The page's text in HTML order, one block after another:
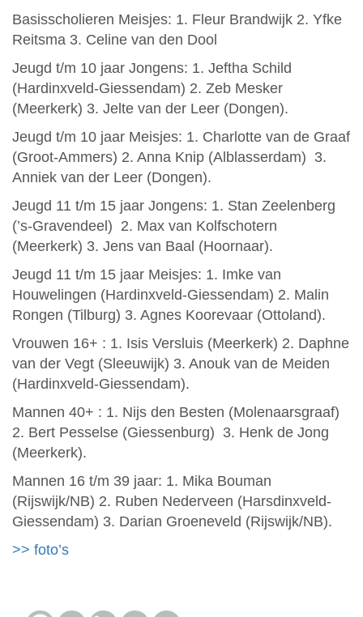
Basisscholieren Meisjes: 1. Fleur Brandwijk 2. Yfke
Reitsma 3. Celine van den Dool
Jeugd t/m 10 jaar Jongens: 1. Jeftha Schild
(Hardinxveld-Giessendam) 2. Zeb Mesker
(Meerkerk) 3. Jelte van der Leer (Dongen).
Jeugd t/m 10 jaar Meisjes: 1. Charlotte van de Graaf
(Groot-Ammers) 2. Anna Knip (Alblasserdam) 3.
Anniek van der Leer (Dongen).
Jeugd 11 t/m 15 jaar Jongens: 1. Stan Zeelenberg
(’s-Gravendeel) 2. Max van Kolfschotern
(Meerkerk) 3. Jens van Baal (Hoornaar).
Jeugd 11 t/m 15 jaar Meisjes: 1. Imke van
Houwelingen (Hardinxveld-Giessendam) 2. Malin
Rongen (Tilburg) 3. Agnes Koorevaar (Ottoland).
Vrouwen 16+ : 1. Isis Versluis (Meerkerk) 2. Daphne
van der Vegt (Sleeuwijk) 3. Anouk van de Meiden
(Hardinxveld-Giessendam).
Mannen 40+ : 1. Nijs den Besten (Molenaarsgraaf)
2. Bert Pesselse (Giessenburg) 3. Henk de Jong
(Meerkerk).
Mannen 16 t/m 39 jaar: 1. Mika Bouman
(Rijswijk/NB) 2. Ruben Nederveen (Harsdinxveld-
Giessendam) 3. Darian Groeneveld (Rijswijk/NB).
>> foto’s